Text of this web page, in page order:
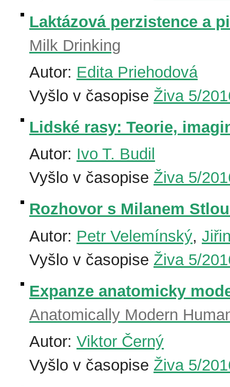
Laktázová perzistence a
Milk Drinking
Autor: Edita Priehodová
Vyšlo v časopise Živa 5/
Lidské rasy: Teorie,
Autor: Ivo T. Budil
Vyšlo v časopise Živa 5/
Rozhovor s Milanem
Autor: Petr Velemínský,
Vyšlo v časopise Živa 5/
Expanze anatomicky
Anatomically Modern
Autor: Viktor Černý
Vyšlo v časopise Živa 5/